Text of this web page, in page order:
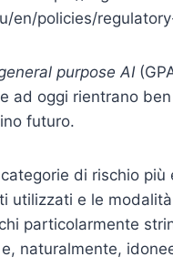
en/policies/
purpose AI
ad oggi rientrano
futuro.
di rischio più
e le
particolarmente
e, naturalmente,